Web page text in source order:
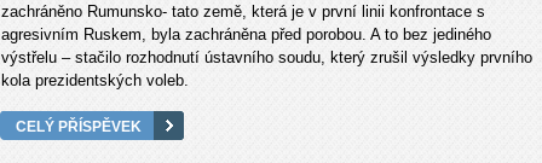
zachráněno Rumunsko- tato země, která je v první linii konfrontace s
agresivním Ruskem, byla zachráněna před porobou. A to bez jediného
výstřelu – stačilo rozhodnutí ústavního soudu, který zrušil výsledky prvního
kola prezidentských voleb.
CELÝ PŘÍSPĚVEK